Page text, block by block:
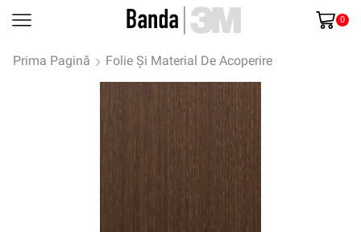
0
Prima Pagină Folie Și Material De Acoperire